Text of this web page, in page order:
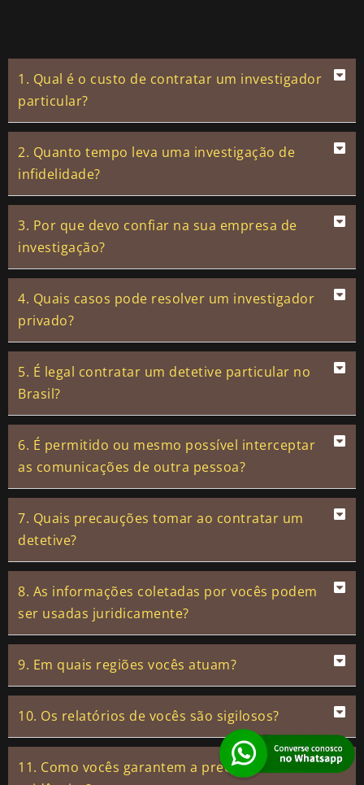
1. Qual é o custo de contratar um investigador
particular?
2. Quanto tempo leva uma investigação de
infidelidade?
3. Por que devo confiar na sua empresa de
investigação?
4. Quais casos pode resolver um investigador
privado?
5. É legal contratar um detetive particular no
Brasil?
6. É permitido ou mesmo possível interceptar
as comunicações de outra pessoa?
7. Quais precauções tomar ao contratar um
detetive?
8. As informações coletadas por vocês podem
ser usadas juridicamente?
9. Em quais regiões vocês atuam?
10. Os relatórios de vocês são sigilosos?
11. Como vocês garantem a precisão das